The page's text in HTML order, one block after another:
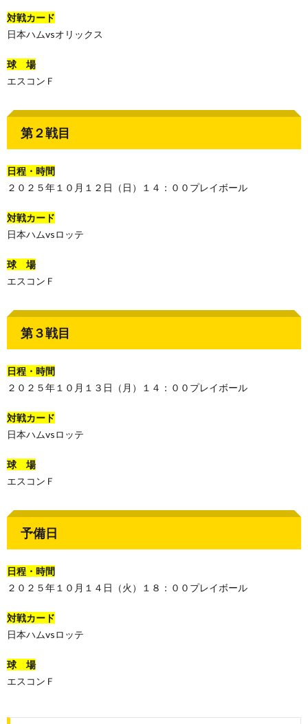
対戦カード
日本ハムvsオリックス
球 場
エスコンＦ
第２戦目
日程・時間
２０２５年１０月１２日（日）１４：００プレイボール
対戦カード
日本ハムvsロッテ
球 場
エスコンＦ
第３戦目
日程・時間
２０２５年１０月１３日（月）１４：００プレイボール
対戦カード
日本ハムvsロッテ
球 場
エスコンＦ
予備日
日程・時間
２０２５年１０月１４日（火）１８：００プレイボール
対戦カード
日本ハムvsロッテ
球 場
エスコンＦ